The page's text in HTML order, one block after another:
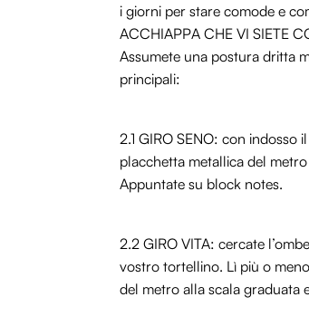
i giorni per stare comode e
ACCHIAPPA CHE VI SIETE
Assumete una postura dritta
principali:
2.1 GIRO SENO: con
placchetta metallica del
Appuntate su block notes.
2.2 GIRO VITA: cercate
vostro tortellino. Lì più o meno
del metro alla scala graduata